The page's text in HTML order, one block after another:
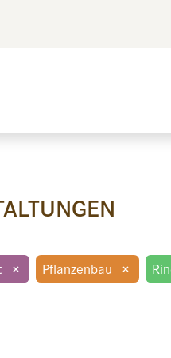
× Pflanzenbau ×